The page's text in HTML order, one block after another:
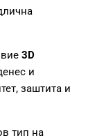
3D
и
заштита и
тип на